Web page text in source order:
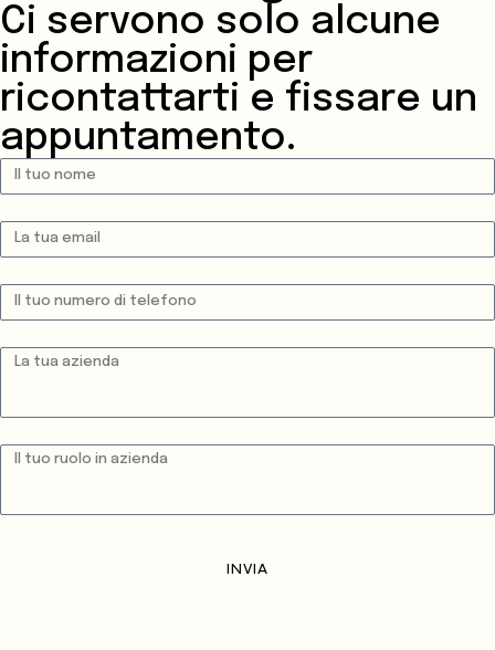
Ci servono solo alcune
informazioni per
ricontattarti e fissare un
appuntamento.
INVIA